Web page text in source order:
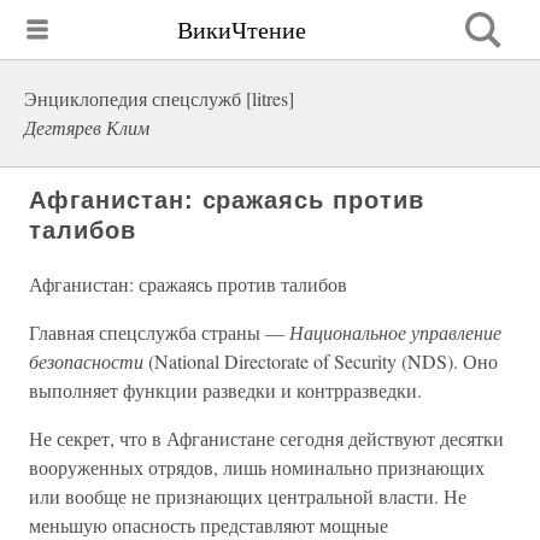
ВикиЧтение
Энциклопедия спецслужб [litres]
Дегтярев Клим
Афганистан: сражаясь против
талибов
Афганистан: сражаясь против талибов
Главная спецслужба страны — Национальное управление
безопасности(National Directorate of Security (NDS). Оно
выполняет функции разведки и контрразведки.
Не секрет, что в Афганистане сегодня действуют десятки
вооруженных отрядов, лишь номинально признающих
или вообще не признающих центральной власти. Не
меньшую опасность представляют мощные